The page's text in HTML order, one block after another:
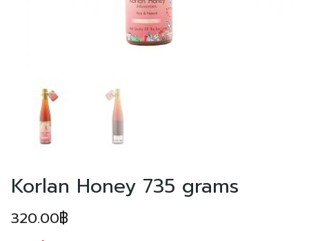
中文 (中国)
Korlan Honey 735 grams
320.00฿